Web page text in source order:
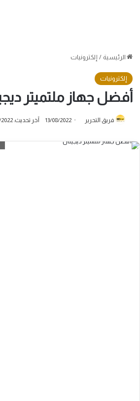
الرئيسية / إلكترونيات
إلكترونيات
أفضل جهاز ملتميتر
فريق التحرير 13/08/2022 آخر تحديث: 13/08/2022